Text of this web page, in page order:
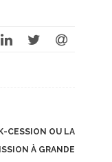
CESSION OU LA
À GRANDE